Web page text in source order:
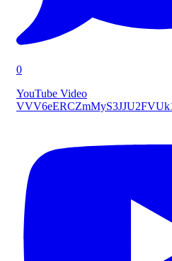
0
YouTube Video